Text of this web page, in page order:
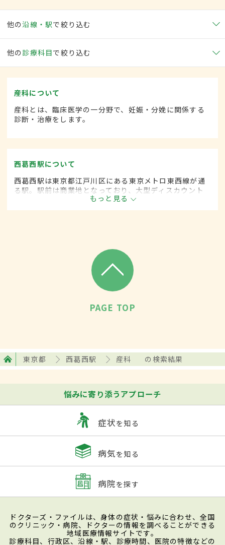
他の沿線・駅で絞り込む
他の 診療科目で絞り込む
産科について
産科とは、臨床医学の一分野で、妊娠・分娩に関係する
診断・治療をします。
西葛西駅について
西葛西駅は東京都江戸川区にある東京メトロ東西線が通
る駅。駅前は商業地となっており、大型ディスカウント
ショップや複合商業施設、家電量販店などが立ち並ぶ。
周辺エリアはマンションや住宅団地があり、駅の利用者
もっと見る
PAGE TOP
東京都 西葛西駅 産科 の検索結果
悩みに寄り添うアプローチ
症状を知る
病気を知る
病院を探す
ドクターズ・ファイルは、身体の症状・悩みに合わせ、全国
のクリニック・病院、ドクターの情報を調べることができる
地域医療情報サイトです。
診療科目、行政区、沿線・駅、診療時間、医院の特徴などの